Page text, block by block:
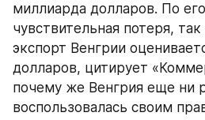
миллиарда долларов. По
чувствительная потеря,
экспорт Венгрии
долларов, цитирует
почему же Венгрия еще ни
воспользовалась своим